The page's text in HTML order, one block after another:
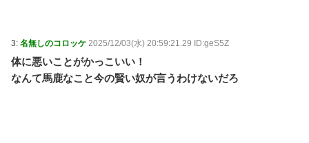
3: 名無しのコロッケ 2025/12/03(水) 20:59:21.29 ID:geS5Z
体に悪いことがかっこいい！
なんて馬鹿なこと今の賢い奴が言うわけないだろ